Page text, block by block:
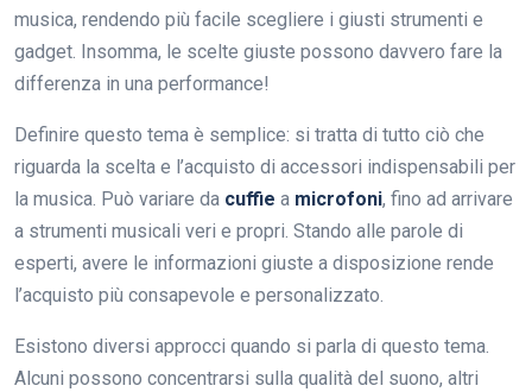
musica, rendendo più facile scegliere i giusti strumenti e
gadget. Insomma, le scelte giuste possono davvero fare la
differenza in una performance!
Definire questo tema è semplice: si tratta di tutto ciò che
riguarda la scelta e l’acquisto di accessori indispensabili per
la musica. Può variare da cuffie a microfoni, fino ad arrivare
a strumenti musicali veri e propri. Stando alle parole di
esperti, avere le informazioni giuste a disposizione rende
l’acquisto più consapevole e personalizzato.
Esistono diversi approcci quando si parla di questo tema.
Alcuni possono concentrarsi sulla qualità del suono, altri